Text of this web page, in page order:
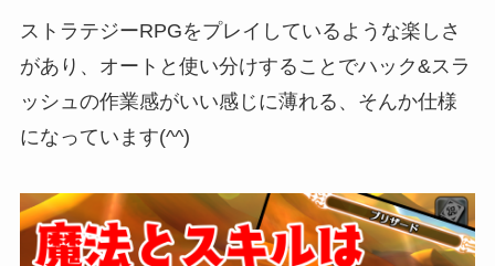
ストラテジーRPGをプレイしているような楽しさ
があり、オートと使い分けすることでハック&スラ
ッシュの作業感がいい感じに薄れる、そんか仕様
になっています(^^)